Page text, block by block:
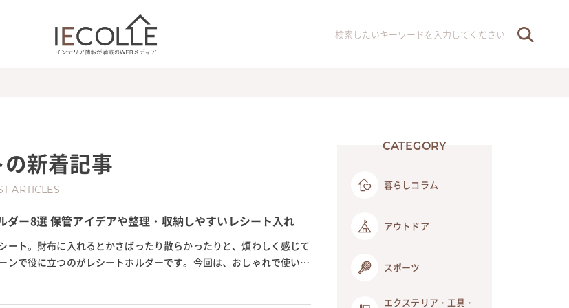
の新着記事
ARTICLES
ダー8選 保管アイデアや整理・収納しやすいレシート入れ
ート。財布に入れるとかさばったり散らかったりと、煩わしく感じて
ンで役に立つのがレシートホルダーです。今回は、おしゃれで使いや
めのレシートホル...
CATEGORY
暮らしコラム
アウトドア
スポーツ
エクステリア・工具・